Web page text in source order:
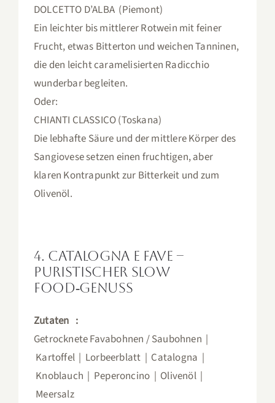
DOLCETTO D’ALBA (Piemont)
Ein leichter bis mittlerer Rotwein mit feiner
Frucht, etwas Bitterton und weichen Tanninen,
die den leicht caramelisierten Radicchio
wunderbar begleiten.
Oder:
CHIANTI CLASSICO (Toskana)
Die lebhafte Säure und der mittlere Körper des
Sangiovese setzen einen fruchtigen, aber
klaren Kontrapunkt zur Bitterkeit und zum
Olivenöl.
4. Catalogna e Fave –
puristischer Slow
Food‑Genuss
Zutaten :
Getrocknete Favabohnen / Saubohnen |
Kartoffel | Lorbeerblatt | Catalogna |
Knoblauch | Peperoncino | Olivenöl |
Meersalz